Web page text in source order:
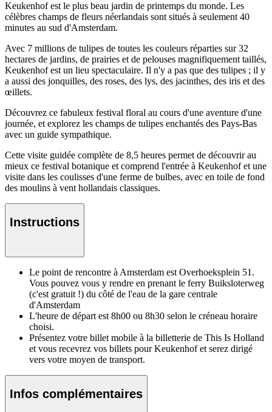
Keukenhof est le plus beau jardin de printemps du monde. Les
célèbres champs de fleurs néerlandais sont situés à seulement 40
minutes au sud d'Amsterdam.
Avec 7 millions de tulipes de toutes les couleurs réparties sur 32
hectares de jardins, de prairies et de pelouses magnifiquement taillés,
Keukenhof est un lieu spectaculaire. Il n'y a pas que des tulipes ; il y
a aussi des jonquilles, des roses, des lys, des jacinthes, des iris et des
œillets.
Découvrez ce fabuleux festival floral au cours d'une aventure d'une
journée, et explorez les champs de tulipes enchantés des Pays-Bas
avec un guide sympathique.
Cette visite guidée complète de 8,5 heures permet de découvrir au
mieux ce festival botanique et comprend l'entrée à Keukenhof et une
visite dans les coulisses d'une ferme de bulbes, avec en toile de fond
des moulins à vent hollandais classiques.
Instructions
Le point de rencontre à Amsterdam est Overhoeksplein 51.
Vous pouvez vous y rendre en prenant le ferry Buiksloterweg
(c'est gratuit !) du côté de l'eau de la gare centrale
d'Amsterdam
L'heure de départ est 8h00 ou 8h30 selon le créneau horaire
choisi.
Présentez votre billet mobile à la billetterie de This Is Holland
et vous recevrez vos billets pour Keukenhof et serez dirigé
vers votre moyen de transport.
Infos complémentaires